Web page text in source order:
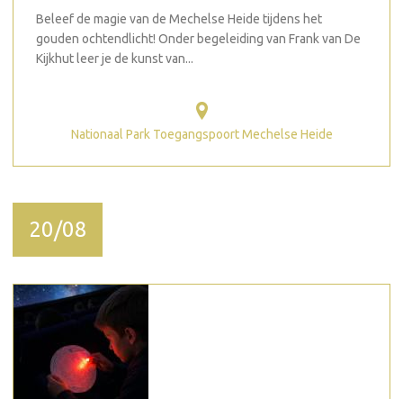
Beleef de magie van de Mechelse Heide tijdens het
gouden ochtendlicht! Onder begeleiding van Frank van De
Kijkhut leer je de kunst van...
Nationaal Park Toegangspoort Mechelse Heide
20/08